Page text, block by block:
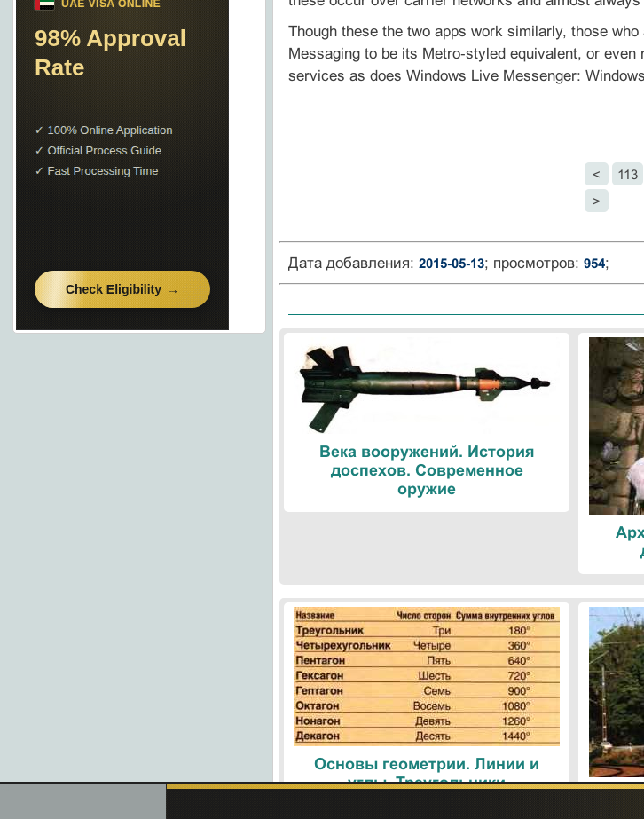
Though these the two apps work similarly, those
Messaging to be its Metro‑styled equivalent, or
services as does Windows Live Messenger:
< 113
>
Дата добавления: 2015-05-13; просмотров: 954;
Века вооружений. История
доспехов. Современное
оружие
Основы геометрии. Линии и
углы. Треугольники